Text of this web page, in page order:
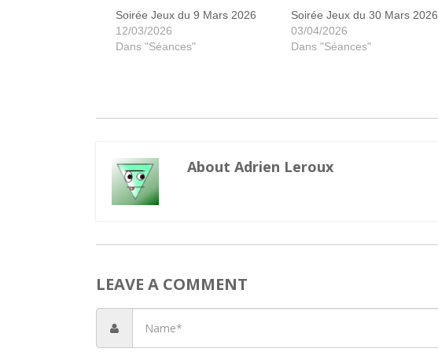
Soirée Jeux du 9 Mars 2026
12/03/2026
Dans "Séances"
Soirée Jeux du 30 Mars 2026
03/04/2026
Dans "Séances"
About Adrien Leroux
LEAVE A COMMENT